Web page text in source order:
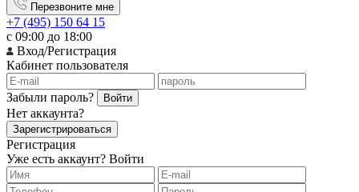
Перезвоните мне
+7 (495) 150 64 15
с 09:00 до 18:00
Вход/Регистрация
Кабинет пользователя
Забыли пароль? Войти
Нет аккаунта?
Зарегистрироваться
Регистрация
Уже есть аккаунт? Войти